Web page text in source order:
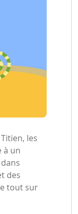
les
à un
des
tout sur